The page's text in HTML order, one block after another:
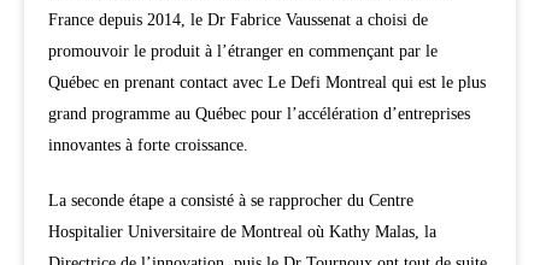
France depuis 2014, le Dr Fabrice Vaussenat a choisi de
promouvoir le produit à l’étranger en commençant par le
Québec en prenant contact avec Le Defi Montreal qui est le plus
grand programme au Québec pour l’accélération d’entreprises
innovantes à forte croissance.
La seconde étape a consisté à se rapprocher du Centre
Hospitalier Universitaire de Montreal où Kathy Malas, la